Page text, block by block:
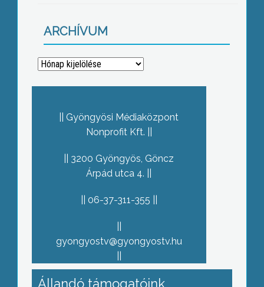
ARCHÍVUM
Archívum
Gyöngyösi Médiaközpont
Nonprofit Kft.
3200 Gyöngyös, Göncz
Árpád utca 4.
06-37-311-355
gyongyostv@gyongyostv.hu
Állandó támogatóink